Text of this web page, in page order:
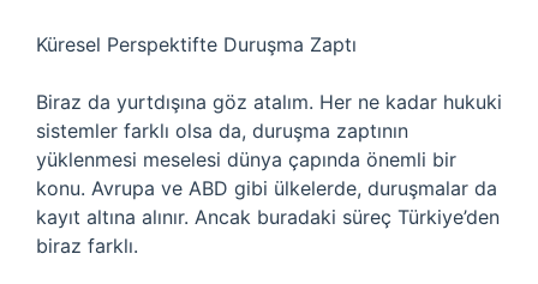
Küresel Perspektifte Duruşma Zaptı
Biraz da yurtdışına göz atalım. Her ne kadar hukuki
sistemler farklı olsa da, duruşma zaptının
yüklenmesi meselesi dünya çapında önemli bir
konu. Avrupa ve ABD gibi ülkelerde, duruşmalar da
kayıt altına alınır. Ancak buradaki süreç Türkiye’den
biraz farklı.